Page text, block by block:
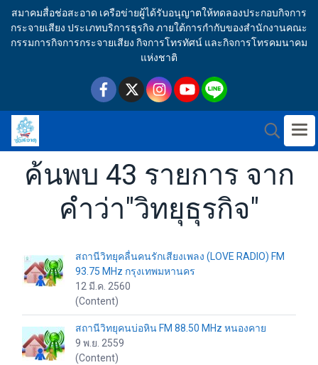
สมาคมสื่อช่อสะอาด เครือข่ายผู้ได้รับอนุญาตให้ทดลองประกอบกิจการ
กระจายเสียง ประเภทบริการธุรกิจ ภายใต้การกำกับของสำนักงานคณะ
กรรมการกิจการกระจายเสียง กิจการโทรทัศน์ และกิจการโทรคมนาคม
แห่งชาติ
ค้นพบ 43 รายการ จาก
คำว่า"วิทยุธุรกิจ"
สถานีวิทยุคลื่นคนรักเสียงเพลง (LOVE RADIO) FM
93.75 MHz กรุงเทพมหานคร
12 มี.ค. 2560
(Content)
สถานีวิทยุคนบ่อหิน FM 88.50 MHz หนองคาย
9 พ.ย. 2559
(Content)